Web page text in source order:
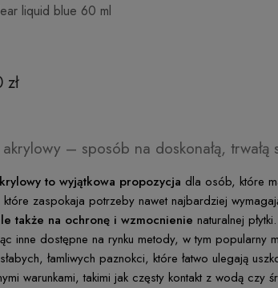
liquid blue 60 ml
– sposób na doskonałą, trwałą
to wyjątkowa propozycja dla osób, które
zaspokaja potrzeby nawet najbardziej
także na ochronę i wzmocnienie naturalnej płytki.
inne dostępne na rynku metody, w tym
łamliwych paznokci, które łatwo ulegają
warunkami, takimi jak częsty kontakt z wodą czy